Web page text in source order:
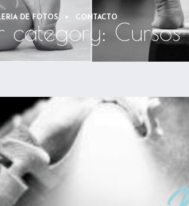
DE FOTOS CONTACTO
Cursos